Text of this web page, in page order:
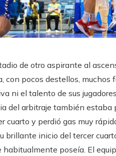
de otro aspirante al
con pocos destellos,
ni el talento de sus
del arbitraje también estaba
cuarto y perdió gas muy
brillante inicio del tercer
poseía. El